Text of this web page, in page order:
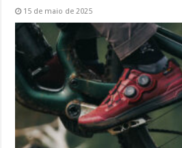
15 de maio de 2025